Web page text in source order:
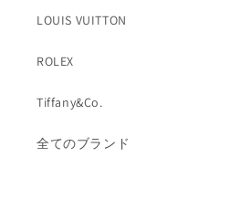
LOUIS VUITTON
ROLEX
Tiffany&Co.
全てのブランド